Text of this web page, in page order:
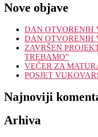
Nove objave
DAN OTVORENIH
DAN OTVORENIH
ZAVRŠEN
TREBAMO”
VEČER ZA
POSJET
Najnoviji
Arhiva